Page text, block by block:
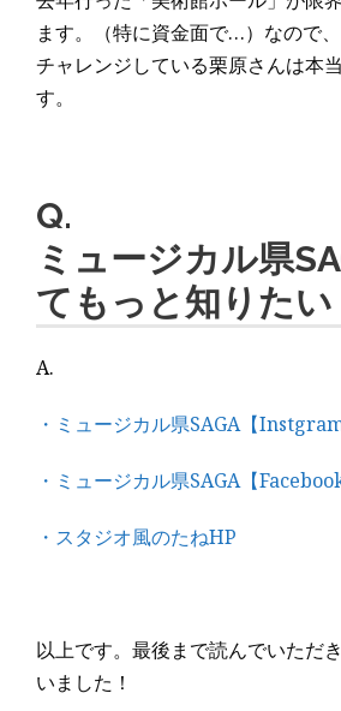
ます。（特に資金面で…）なので
チャレンジしている栗原さんは本
す。
Q.
ミュージカル県
てもっと知りたい
A.
・ミュージカル県SAGA【Instgram
・ミュージカル県SAGA【Facebook
・スタジオ風のたねHP
以上です。最後まで読んでいただ
いました！